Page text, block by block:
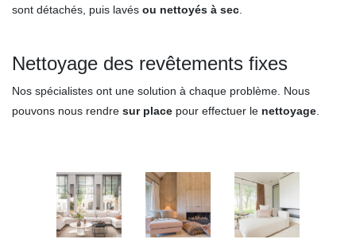
sont détachés, puis lavés ou nettoyés à sec
Nettoyage des revêtements fixes
Nos spécialistes ont une solution à chaque problème. Nous
pouvons nous rendre sur place pour effectuer le nettoyage